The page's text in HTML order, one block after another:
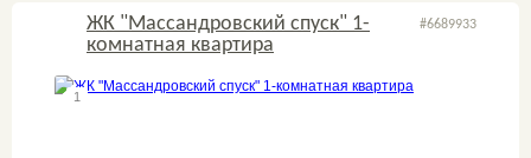
#6689933
ЖК "Массандровский спуск" 1-
комнатная квартира
1